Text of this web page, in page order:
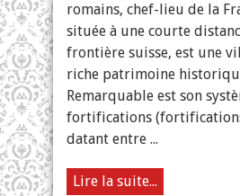
romains, chef-lieu de la
située à une courte
frontière suisse, est une
riche patrimoine
Remarquable est son
fortifications
datant entre ...
Lire la suite...